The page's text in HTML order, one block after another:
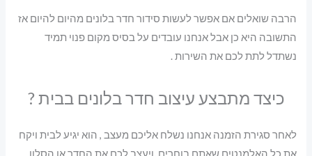
הרבה שואלים אם אפשר לעשות סידור חדר בלונים מהיום להיום אז
התשובה היא כן אבל אנחנו עובדים על בסיס מקום פנוי תמיד
נשתדל לתת לכם את השירות .
כיצד מתבצע עיצוב חדר בלונים בבית ?
לאחר סגירת הזמנה אנחנו נשלח אליכם מעצב , הוא יגיע לבית ויקח
את כל האלמנטים שאתם בוחרים ,ויעצב לכם את החדר או הסלון